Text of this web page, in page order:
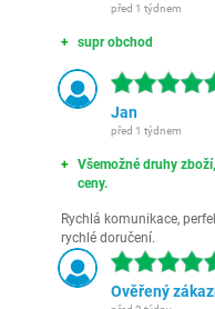
před 1 týdnem
supr obchod
Jan
před 1 týdnem
Všemožné druhy
ceny.
Rychlá komunikace,
rychlé doručení.
Ověřený